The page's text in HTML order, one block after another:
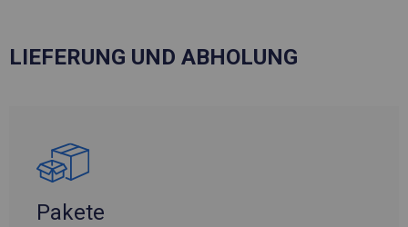
LIEFERUNG UND ABHOLUNG
Pakete